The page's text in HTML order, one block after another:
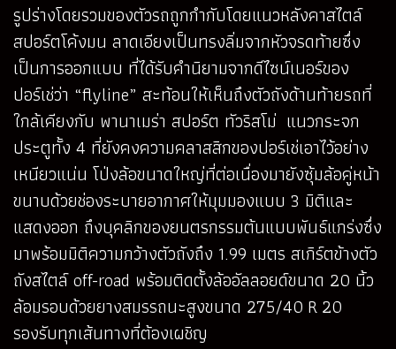
รูปร่างโดยรวมของตัวรถถูกกำกับโดยแนวหลังคาสไตล์
สปอร์ตโค้งมน ลาดเอียงเป็นทรงลิ่มจากหัวจรดท้ายซึ่ง
เป็นการออกแบบ ที่ได้รับคำนิยามจากดีไซน์เนอร์ของ
ปอร์เช่ว่า “flyline” สะท้อนให้เห็นถึงตัวถังด้านท้ายรถที่
ใกล้เคียงกับ พานาเมร่า สปอร์ต ทัวริสโม่ แนวกระจก
ประตูทั้ง 4 ที่ยังคงความคลาสสิกของปอร์เช่เอาไว้อย่าง
เหนียวแน่น โป่งล้อขนาดใหญ่ที่ต่อเนื่องมายังซุ้มล้อคู่หน้า
ขนาบด้วยช่องระบายอากาศให้มุมมองแบบ 3 มิติและ
แสดงออก ถึงบุคลิกของยนตรกรรมต้นแบบพันธ์แกร่งซึ่ง
มาพร้อมมิติความกว้างตัวถังถึง 1.99 เมตร สเกิร์ตข้างตัว
ถังสไตล์ off-road พร้อมติดตั้งล้ออัลลอยด์ขนาด 20 นิ้ว
ล้อมรอบด้วยยางสมรรถนะสูงขนาด 275/40 R 20
รองรับทุกเส้นทางที่ต้องเผชิญ